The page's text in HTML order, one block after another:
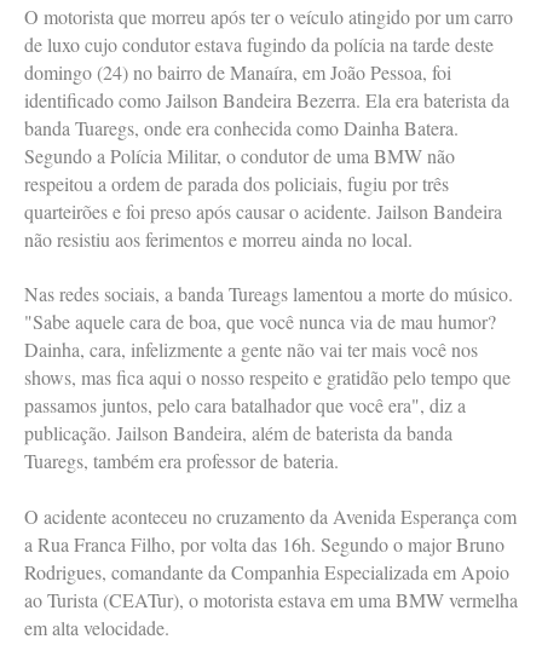
O motorista que morreu após ter o veículo atingido por um carro
de luxo cujo condutor estava fugindo da polícia na tarde deste
domingo (24) no bairro de Manaíra, em João Pessoa, foi
identificado como Jailson Bandeira Bezerra. Ela era baterista da
banda Tuaregs, onde era conhecida como Dainha Batera.
Segundo a Polícia Militar, o condutor de uma BMW não
respeitou a ordem de parada dos policiais, fugiu por três
quarteirões e foi preso após causar o acidente. Jailson Bandeira
não resistiu aos ferimentos e morreu ainda no local.
Nas redes sociais, a banda Tureags lamentou a morte do músico.
"Sabe aquele cara de boa, que você nunca via de mau humor?
Dainha, cara, infelizmente a gente não vai ter mais você nos
shows, mas fica aqui o nosso respeito e gratidão pelo tempo que
passamos juntos, pelo cara batalhador que você era", diz a
publicação. Jailson Bandeira, além de baterista da banda
Tuaregs, também era professor de bateria.
O acidente aconteceu no cruzamento da Avenida Esperança com
a Rua Franca Filho, por volta das 16h. Segundo o major Bruno
Rodrigues, comandante da Companhia Especializada em Apoio
ao Turista (CEATur), o motorista estava em uma BMW vermelha
em alta velocidade.